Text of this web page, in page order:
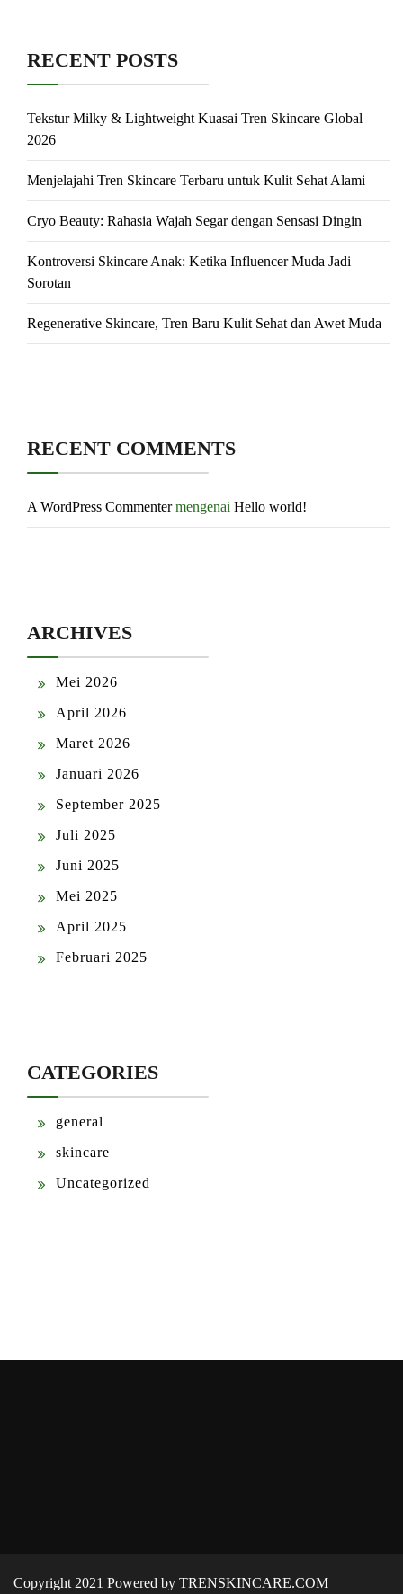
RECENT POSTS
Tekstur Milky & Lightweight Kuasai Tren Skincare Global
2026
Menjelajahi Tren Skincare Terbaru untuk Kulit Sehat Alami
Cryo Beauty: Rahasia Wajah Segar dengan Sensasi Dingin
Kontroversi Skincare Anak: Ketika Influencer Muda Jadi
Sorotan
Regenerative Skincare, Tren Baru Kulit Sehat dan Awet Muda
RECENT COMMENTS
A WordPress Commentermengenai Hello world!
ARCHIVES
Mei 2026
April 2026
Maret 2026
Januari 2026
September 2025
Juli 2025
Juni 2025
Mei 2025
April 2025
Februari 2025
CATEGORIES
general
skincare
Uncategorized
Copyright 2021 Powered by TRENSKINCARE.COM